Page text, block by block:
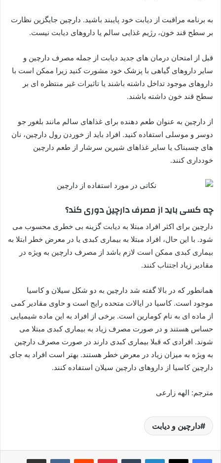
به برنامه مراقبت از دیابت خود پایبند باشید. دارچین جایگزین نظارت
بر سطح قند خون، رژیم غذایی سالم یا داروهای دیابت نیست.
قبل از امتحان درمان های جدید دیابت از جمله مصرف دارچین و
سایر داروهای گیاهی با پزشک خود مشورت کنید زیرا ممکن است با
داروهای موجود تداخل داشته باشند یا تاثیرات غیر منتظره ای بر
سطح قند خون داشته باشند.
از دارچین به عنوان طعم دهنده برای غذاهای سالم مانند بلغور جو
دوسر و موسلی استفاده کنید. افراد باید از خوردن رول دارچین، نان
های چسبناک یا سایر غذاهای شیرین سرشار از طعم دارچین
خودداری کنند.
چه کسی باید از مصرف دارچین دوری کند؟
دارچین برای اکثر افراد مبتلا به دیابت گزینه بی خطری محسوب می
شود. با این حال، افراد مبتلا به بیماری کبدی یا در معرض خطر ابتلا به
بیماری کبدی ممکن است لازم باشد از مصرف دارچین به ویژه در
مقادیر زیاد اجتناب کنند.
همانطور که در بالا گفته شد دارچین به دو شکل سیلان و کاسیا
موجود است. کاسیا در ایالات متحده رایج است و حاوی مقادیر کمی
از ماده ای به نام کومارین است. برخی از افراد به این ماده شیمیایی
حساس هستند و در صورت مصرف زیاد به بیماری کبدی مبتلا می
شوند. افرادی که قبلا بیماری کبدی دارند در صورت مصرف دارچین
به ویژه به میزان زیاد در معرض خطر هستند. بهتر است افراد به جای
دارچین کاسیا از داروهای دارچین سیلان استفاده کنند.
مترجم: الهه زارعی
دارچین و دیابت
لینکدین ‫تامبلر پینترست‫رددیت ‫VKontakteاشتراک گذاری از طریق ایمیل